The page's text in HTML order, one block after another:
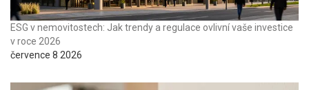
ESG v nemovitostech: Jak trendy a regulace ovlivní vaše investice
v roce 2026
července 8 2026